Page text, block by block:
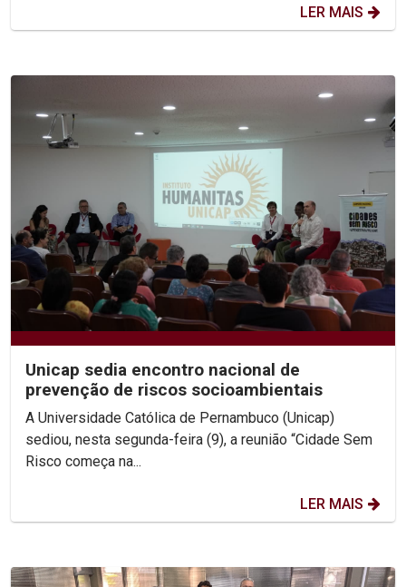
LER MAIS
Unicap sedia encontro nacional de
prevenção de riscos socioambientais
A Universidade Católica de Pernambuco (Unicap)
sediou, nesta segunda-feira (9), a reunião “Cidade Sem
Risco começa na...
LER MAIS